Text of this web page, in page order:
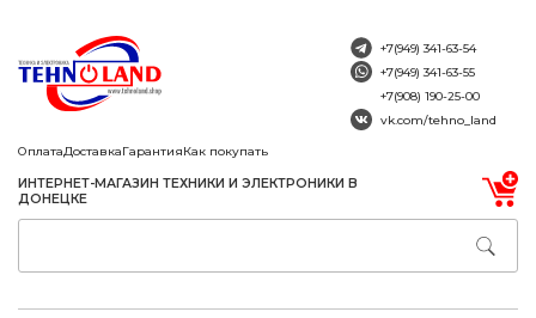
ОплатаДоставкаГарантияКак покупать
ИНТЕРНЕТ-МАГАЗИН ТЕХНИКИ И ЭЛЕКТРОНИКИ В
ДОНЕЦКЕ
+7(949) 341-63-54
+7(949) 341-63-55
+7(908) 190-25-00
vk.com/tehno_land